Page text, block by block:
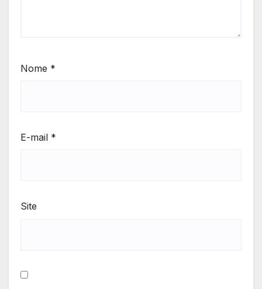
Nome *
E-mail *
Site